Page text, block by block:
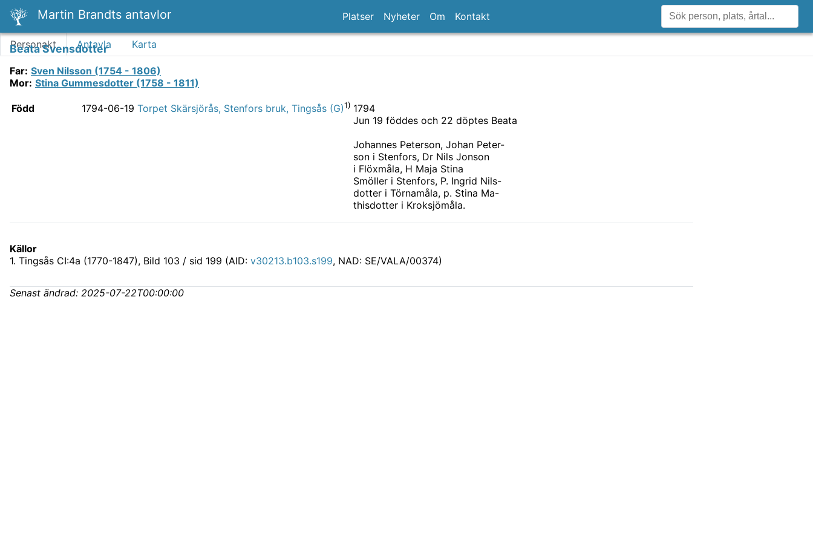
Martin Brandts antavlor Platser Nyheter Om Kontakt
Personakt Antavla Karta
Beata Svensdotter
Far: Sven Nilsson (1754 - 1806)
Mor: Stina Gummesdotter (1758 - 1811)
Född 1794-06-19 Torpet Skärsjörås, Stenfors bruk, Tingsås (G)1) 1794
Jun 19 föddes och 22 döptes Beata
Johannes Peterson, Johan Peter-
son i Stenfors, Dr Nils Jonson
i Flöxmåla, H Maja Stina
Smöller i Stenfors, P. Ingrid Nils-
dotter i Törnamåla, p. Stina Ma-
thisdotter i Kroksjömåla.
Källor
1. Tingsås CI:4a (1770-1847), Bild 103 / sid 199 (AID: v30213.b103.s199, NAD: SE/VALA/00374)
Senast ändrad: 2025-07-22T00:00:00